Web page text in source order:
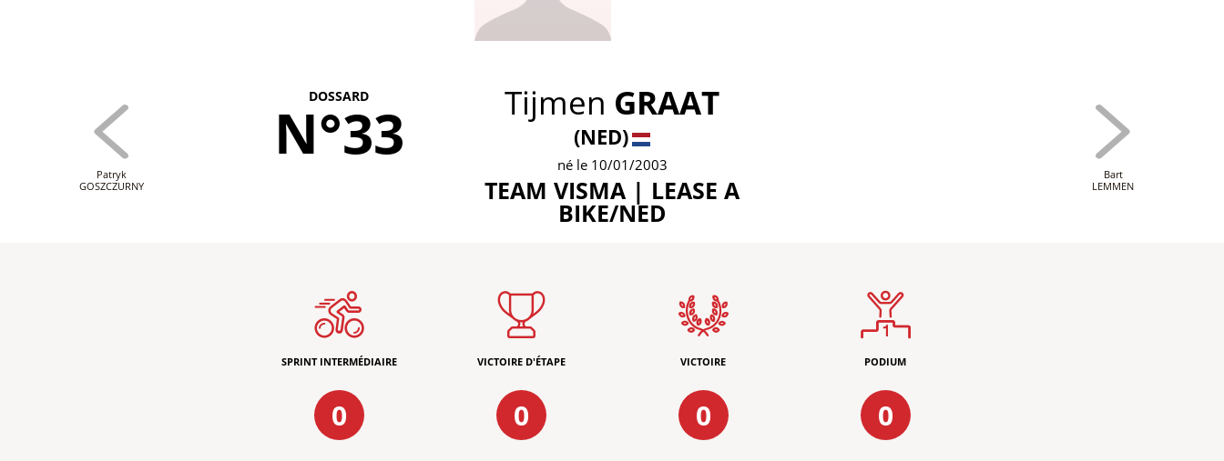
DOSSARD
N°33 Tijmen GRAAT
(NED)
né le 10/01/2003
TEAM VISMA | LEASE A
BIKE/NED
Patryk
GOSZCZURNY
Bart
LEMMEN
SPRINT INTERMÉDIAIRE
0
VICTOIRE D'ÉTAPE
0
VICTOIRE
0
PODIUM
0